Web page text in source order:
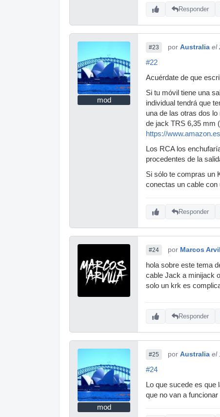
Responder
mod
#23 por Australia el
#22
Acuérdate de que
Si tu móvil tiene una
individual tendrá que
una de las otras dos
de jack TRS 6,35 mm
https://
Los RCA los
procedentes de la
Si sólo te compras un
conectas un cable con
Responder
#24 por Marcos
hola sobre este tema
cable Jack a minijack
solo un krk es
Responder
mod
#25 por Australia el
#24
Lo que sucede es
que no van a